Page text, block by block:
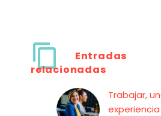
Entradas
relacionadas
Trabajar,